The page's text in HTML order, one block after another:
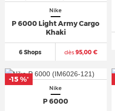
Nike
P 6000 Light Army Cargo
Khaki
6 Shops dès 95,00 €
Nike
P 6000
-15 %*